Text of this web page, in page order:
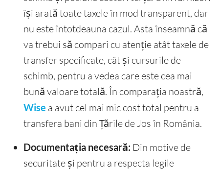
își arată toate taxele în mod transparent, dar
nu este întotdeauna cazul. Asta înseamnă că
va trebui să compari cu atenție atât taxele de
transfer specificate, cât și cursurile de
schimb, pentru a vedea care este cea mai
bună valoare totală. În comparația noastră,
Wise a avut cel mai mic cost total pentru a
transfera bani din Țările de Jos în România.
Documentația necesară: Din motive de
securitate și pentru a respecta legile